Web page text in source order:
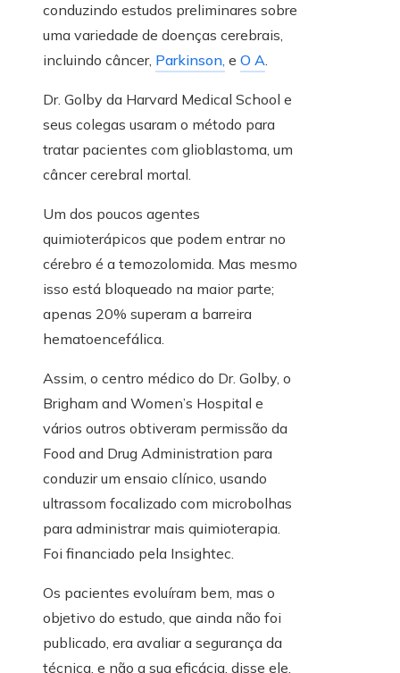
conduzindo estudos preliminares sobre
uma variedade de doenças cerebrais,
incluindo câncer, Parkinson, e O A.
Dr. Golby da Harvard Medical School e
seus colegas usaram o método para
tratar pacientes com glioblastoma, um
câncer cerebral mortal.
Um dos poucos agentes
quimioterápicos que podem entrar no
cérebro é a temozolomida. Mas mesmo
isso está bloqueado na maior parte;
apenas 20% superam a barreira
hematoencefálica.
Assim, o centro médico do Dr. Golby, o
Brigham and Women’s Hospital e
vários outros obtiveram permissão da
Food and Drug Administration para
conduzir um ensaio clínico, usando
ultrassom focalizado com microbolhas
para administrar mais quimioterapia.
Foi financiado pela Insightec.
Os pacientes evoluíram bem, mas o
objetivo do estudo, que ainda não foi
publicado, era avaliar a segurança da
técnica, e não a sua eficácia, disse ele.